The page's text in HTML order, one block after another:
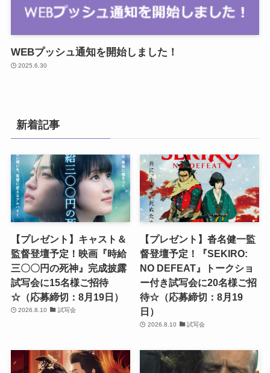
WEBプッシュ通知を開始しました！
2025.6.30
新着記事
【プレゼント】キャスト＆
監督登壇予定！映画『時給
三〇〇円の死神』完成披露
試写会に15名様ご招待
☆（応募締切：8月19日）
2026.8.10 試写会
【プレゼント】沓名健一監
督登壇予定！『SEKIRO:
NO DEFEAT』トークショ
ー付き試写会に20名様ご招
待☆（応募締切：8月19
日）
2026.8.10 試写会